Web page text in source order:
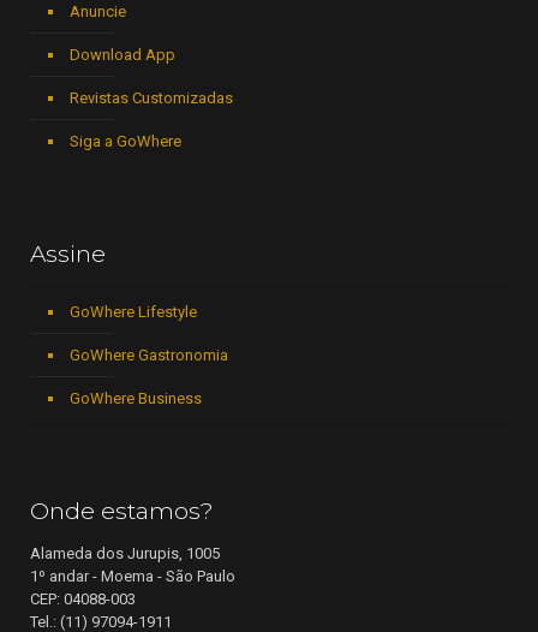
Anuncie
Download App
Revistas Customizadas
Siga a GoWhere
Assine
GoWhere Lifestyle
GoWhere Gastronomia
GoWhere Business
Onde estamos?
Alameda dos Jurupis, 1005
1º andar - Moema - São Paulo
CEP: 04088-003
Tel.: (11) 97094-1911